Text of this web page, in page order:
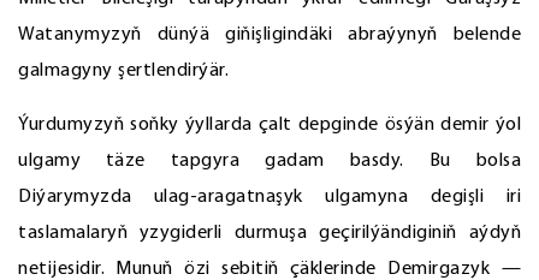
Watanymyzyň dünýä giňişligindäki abraýynyň belende
galmagyny şertlendirýär.
Ýurdumyzyň soňky ýyllarda çalt depginde ösýän demir ýol
ulgamy täze tapgyra gadam basdy. Bu bolsa
Diýarymyzda ulag-aragatnaşyk ulgamyna degişli iri
taslamalaryň yzygiderli durmuşa geçirilýändiginiň aýdyň
netijesidir. Munuň özi sebitiň çäklerinde Demirgazyk —